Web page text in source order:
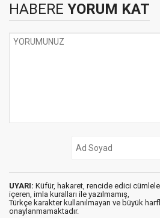
HABERE YORUM KAT
UYARI: Küfür, hakaret, rencide edici
içeren, imla kuralları ile yazılmamış,
Türkçe karakter kullanılmayan ve büyük
onaylanmamaktadır.